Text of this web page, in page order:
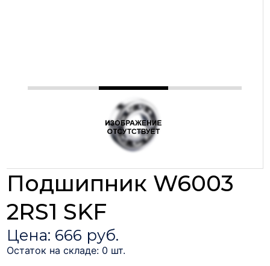
Подшипник W6003
2RS1 SKF
Цена: 666 руб.
Остаток на складе: 0 шт.